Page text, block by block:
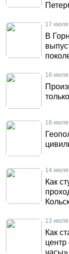
17
В
16
16
14
Как
13
Как
центр
часы»